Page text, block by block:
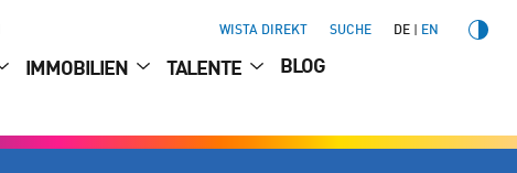
WISTA DIREKT SUCHE DE EN
IMMOBILIEN TALENTE BLOG